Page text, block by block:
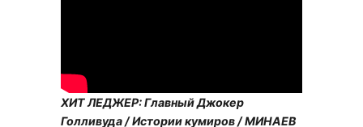
ХИТ ЛЕДЖЕР: Главный Джокер
Голливуда / Истории кумиров / МИНАЕВ